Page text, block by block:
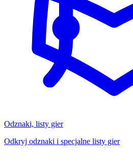
Odznaki, listy gier
Odkryj odznaki i specjalne listy gier